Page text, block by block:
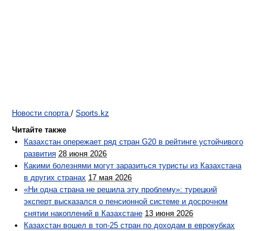
Новости спорта / Sports.kz
Читайте также
Казахстан опережает ряд стран G20 в рейтинге устойчивого
развития 28 июня 2026
Какими болезнями могут заразиться туристы из Казахстана
в других странах 17 мая 2026
«Ни одна страна не решила эту проблему»: турецкий
эксперт высказался о пенсионной системе и досрочном
снятии накоплений в Казахстане 13 июня 2026
Казахстан вошел в топ-25 стран по доходам в еврокубках